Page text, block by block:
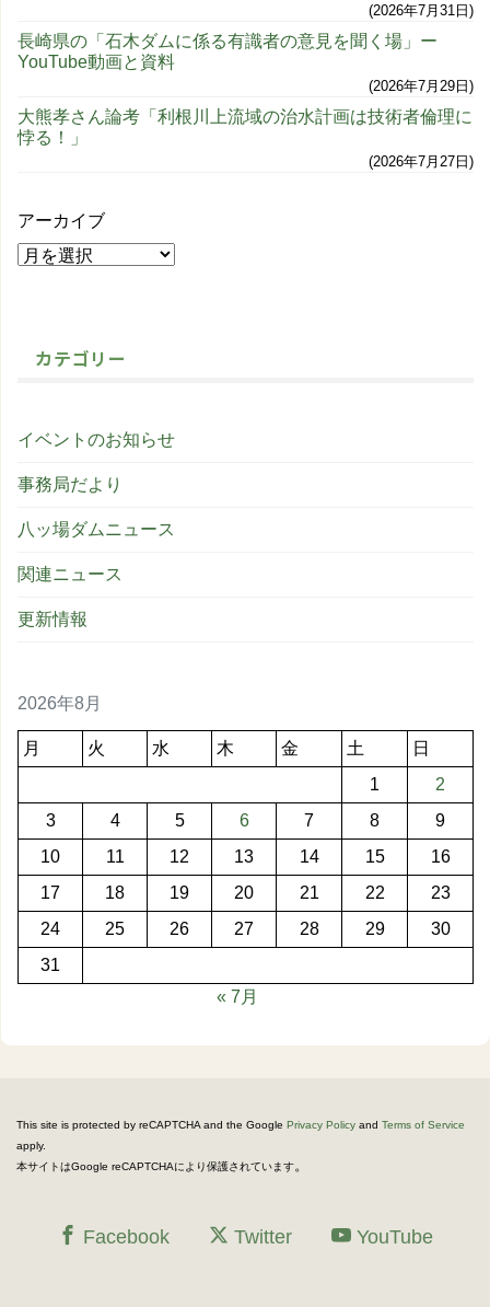
2026年7月31日
長崎県の「石木ダムに係る有識者の意見を聞く場」ー
YouTube動画と資料
2026年7月29日
大熊孝さん論考「利根川上流域の治水計画は技術者倫理に
悖る！」
2026年7月27日
アーカイブ
カテゴリー
イベントのお知らせ
事務局だより
八ッ場ダムニュース
関連ニュース
更新情報
2026年8月
月 火 水 木 金 土
日
1
2
3
4 5 6 7 8
9
10
11 12 13 14 15
16
17
18 19 20 21 22
23
24
25 26 27 28 29
30
31
« 7月
This site is protected by reCAPTCHA and the Google Privacy Policy and Terms of Service
apply.
本サイトはGoogle reCAPTCHAにより保護されています。
Facebook Twitter YouTube